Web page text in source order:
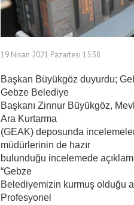
19 Nisan 2021 Pazartesi 15:38
Başkan Büyükgöz duyurdu;
Gebze Belediye
Başkanı Zinnur Büyükgöz,
Ara Kurtarma
(GEAK) deposunda
müdürlerinin de hazır
bulunduğu incelemede
“Gebze
Belediyemizin kurmuş olduğu
Profesyonel